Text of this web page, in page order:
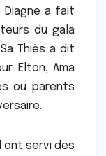
Diagne a fait
du gala
Thiès a dit
Elton, Ama
ou parents
ont servi des